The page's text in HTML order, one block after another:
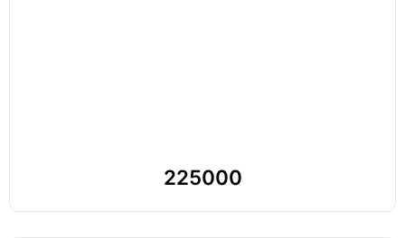
225000